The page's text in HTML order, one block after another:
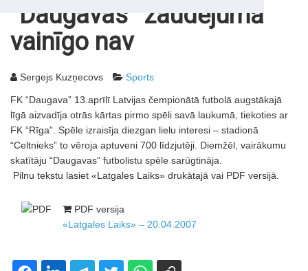
“Daugavas” zaudējumā
vainīgo nav
Sergejs Kuzņecovs Sports
FK “Daugava” 13.aprīlī Latvijas čempionātā futbolā augstākajā
līgā aizvadīja otrās kārtas pirmo spēli savā laukumā, tiekoties ar
FK “Rīga”. Spēle izraisīja diezgan lielu interesi – stadionā
“Celtnieks” to vēroja aptuveni 700 līdzjutēji. Diemžēl, vairākumu
skatītāju “Daugavas” futbolistu spēle sarūgtināja.
Pilnu tekstu lasiet «Latgales Laiks» drukātajā vai PDF versijā.
PDF versija
«Latgales Laiks» – 20.04.2007